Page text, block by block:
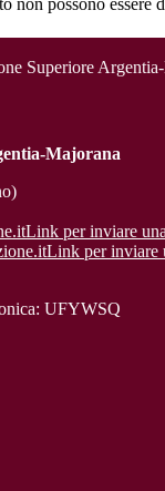
non possono
Superiore
Majorana
Link per inviare
Link per inviare
UFYWSQ